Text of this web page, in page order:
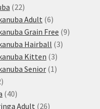
2222
produktů
Adult 66
produktů
Grain Free 99
Hairball 33
Kitten 33
produkty
Senior 1 1
2
produkty
4040
produktů
Adult 2626